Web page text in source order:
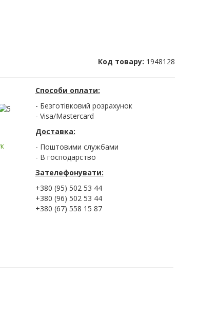
Код товару: 1948128
Способи оплати:
- Безготівковий розрахунок
- Visa/Mastercard
Доставка:
- Поштовими службами
- В господарство
Зателефонувати:
+380 (95) 502 53 44
+380 (96) 502 53 44
+380 (67) 558 15 87